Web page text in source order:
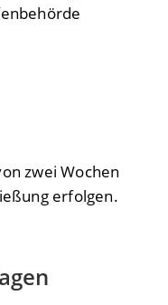
zwei Wochen
erfolgen.